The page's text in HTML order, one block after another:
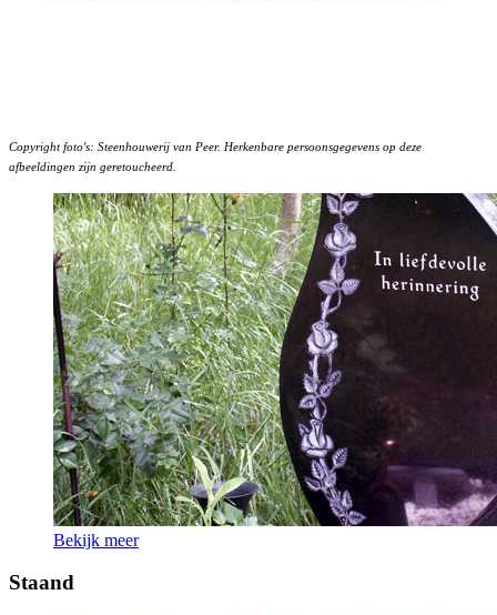
Copyright foto's: Steenhouwerij van Peer. Herkenbare persoonsgegevens op deze
afbeeldingen zijn geretoucheerd.
Bekijk meer
Staand